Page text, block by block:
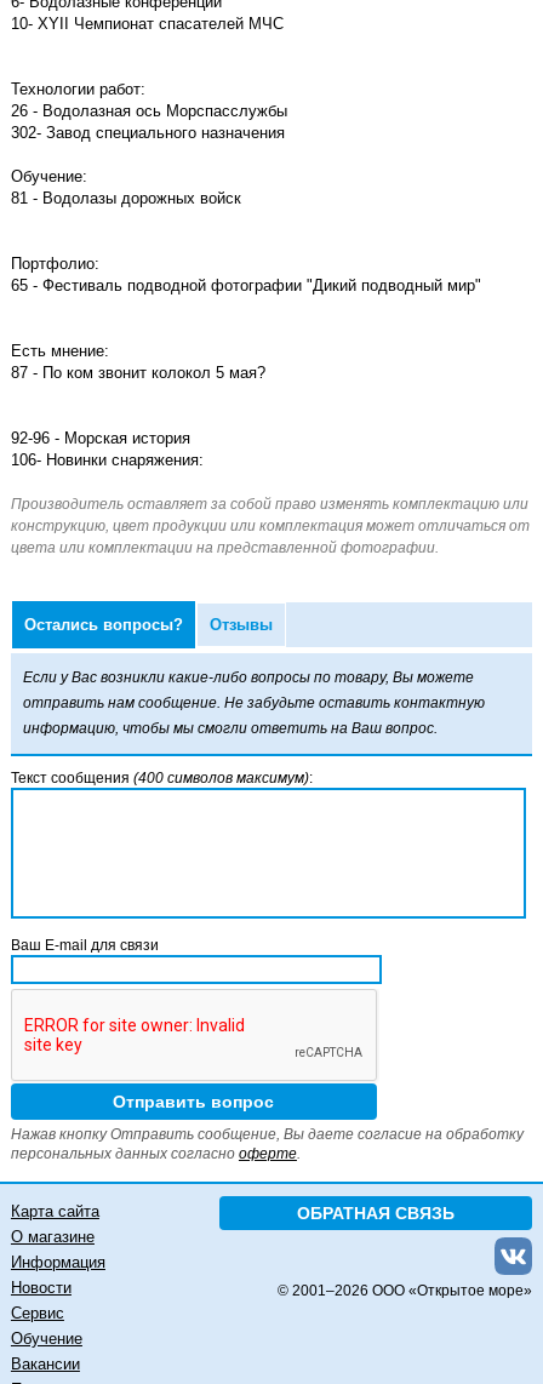
10- XYII Чемпионат спасателей МЧС
Технологии работ:
26 - Водолазная ось Морспасслужбы
302- Завод специального назначения
Обучение:
81 - Водолазы дорожных войск
Портфолио:
65 - Фестиваль подводной фотографии "Дикий подводный мир"
Есть мнение:
87 - По ком звонит колокол 5 мая?
92-96 - Морская история
106- Новинки снаряжения:
Остались вопросы? Отзывы
Если у Вас возникли какие-либо вопросы по товару, Вы можете
отправить нам сообщение. Не забудьте оставить контактную
информацию, чтобы мы смогли ответить на Ваш вопрос.
Текст сообщения (400 символов максимум):
Ваш E-mail для связи
Нажав кнопку Отправить сообщение, Вы даете согласие на обработку
персональных данных согласно оферте.
ОБРАТНАЯ СВЯЗЬ
© 2001–2026 ООО «Открытое море»
Карта сайта
О магазине
Информация
Новости
Сервис
Обучение
Вакансии